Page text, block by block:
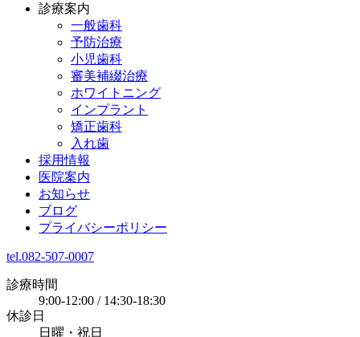
診療案内
一般歯科
予防治療
小児歯科
審美補綴治療
ホワイトニング
インプラント
矯正歯科
入れ歯
採用情報
医院案内
お知らせ
ブログ
プライバシーポリシー
tel.082-507-0007
診療時間
9:00-12:00 / 14:30-18:30
休診日
日曜・祝日